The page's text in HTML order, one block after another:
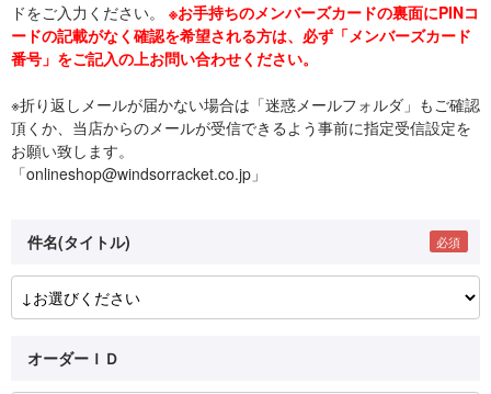
ドをご入力ください。 ※お手持ちのメンバーズカードの裏面にPINコ
ードの記載がなく確認を希望される方は、必ず「メンバーズカード
番号」をご記入の上お問い合わせください。
※折り返しメールが届かない場合は「迷惑メールフォルダ」もご確認
頂くか、当店からのメールが受信できるよう事前に指定受信設定を
お願い致します。
「onlineshop@windsorracket.co.jp」
件名(タイトル)
オーダーＩＤ